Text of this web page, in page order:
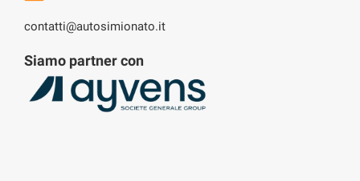
contatti@autosimionato.it
Siamo partner con